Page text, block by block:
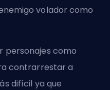
volador como
personajes como
contrarrestar a
difícil ya que